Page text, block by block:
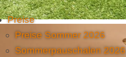
Preise
Preise Sommer 2026
Sommerpauschalen 2026